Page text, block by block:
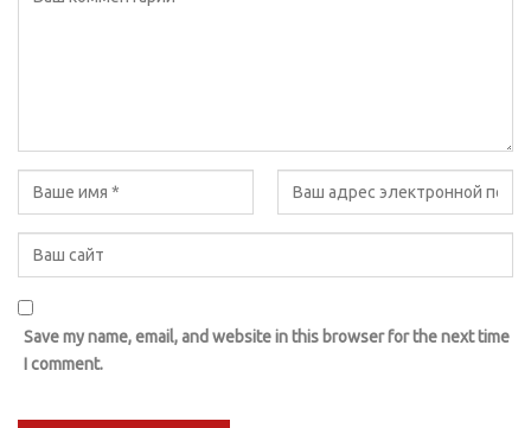
Save my name, email, and website in this browser for the next time
I comment.